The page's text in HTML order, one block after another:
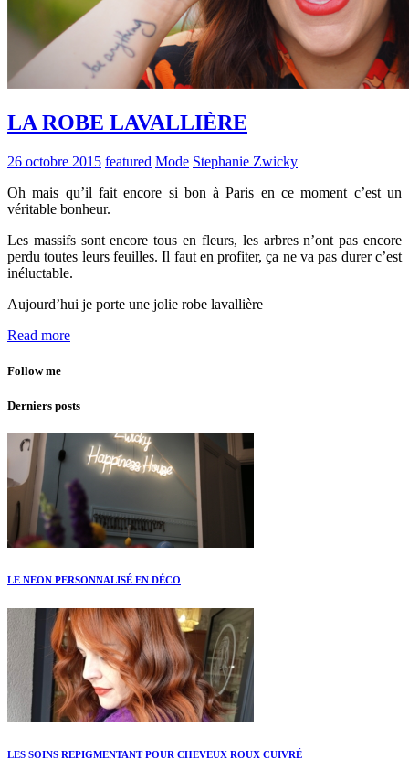
LA ROBE LAVALLIÈRE
26 octobre 2015 featured Mode Stephanie Zwicky
Oh mais qu’il fait encore si bon à Paris en ce moment c’est un
véritable bonheur.
Les massifs sont encore tous en fleurs, les arbres n’ont pas encore
perdu toutes leurs feuilles. Il faut en profiter, ça ne va pas durer c’est
inéluctable.
Aujourd’hui je porte une jolie robe lavallière
Read more
Follow me
Derniers posts
LE NEON PERSONNALISÉ EN DÉCO
LES SOINS REPIGMENTANT POUR CHEVEUX ROUX CUIVRÉ